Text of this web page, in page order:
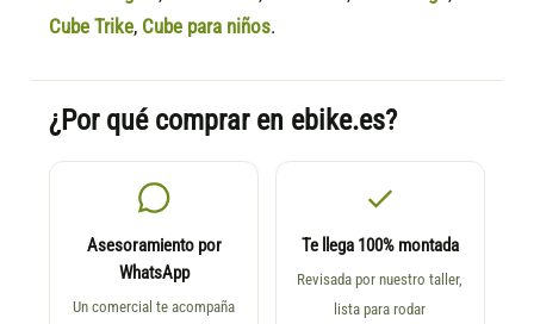
Cube Trike, Cube para niños.
¿Por qué comprar en ebike.es?
Asesoramiento por
WhatsApp
Un comercial te acompaña
Te llega 100% montada
Revisada por nuestro taller,
lista para rodar